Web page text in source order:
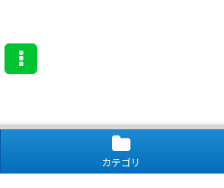
カテゴリ